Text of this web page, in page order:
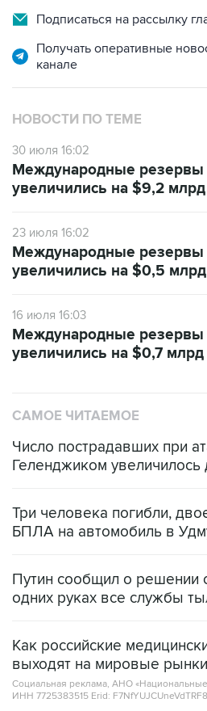
Подписаться на рассылку
Получать оперативные
канале
НОВОСТИ ПО ТЕМЕ
30 июля 16:02
Международные резервы
увеличились на $9,2 млрд
23 июля 16:02
Международные резервы
увеличились на $0,5 млрд
16 июля 16:03
Международные
увеличились на $0,7 млрд
САМОЕ ЧИТАЕМОЕ
Число пострадавших при
Геленджиком
Три человека погибли,
БПЛА на автомобиль в
Путин сообщил о решении
одних руках все службы
Как российские
выходят на мировые рынки
Социальная реклама, АНО
ИНН 7725383515 Erid: